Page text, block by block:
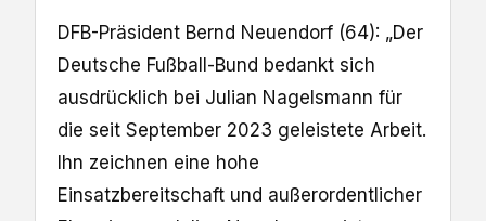
DFB-Präsident Bernd Neuendorf (64): „Der
Deutsche Fußball-Bund bedankt sich
ausdrücklich bei Julian Nagelsmann für
die seit September 2023 geleistete Arbeit.
Ihn zeichnen eine hohe
Einsatzbereitschaft und außerordentlicher